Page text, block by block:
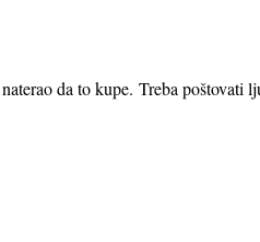
da to kupe. Treba poštovati